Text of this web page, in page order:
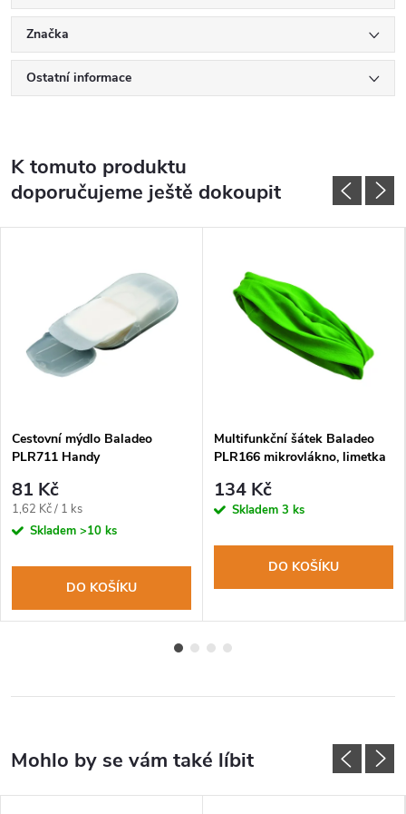
Značka
Ostatní informace
K tomuto produktu
doporučujeme ještě dokoupit
Cestovní mýdlo Baladeo
PLR711 Handy
81 Kč
Měrná
cena:
1,62 Kč / 1 ks
Skladem >10 ks
DO KOŠÍKU
Multifunkční šátek Baladeo
PLR166 mikrovlákno, limetka
134 Kč
Skladem 3 ks
DO KOŠÍKU